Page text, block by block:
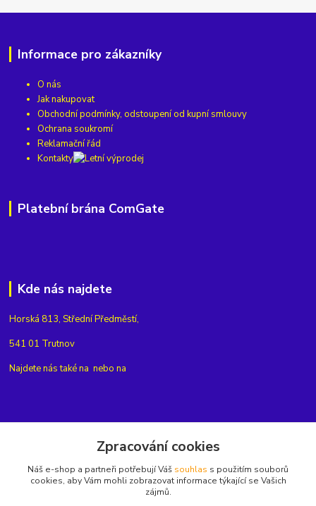
Informace pro zákazníky
O nás
Jak nakupovat
Obchodní podmínky, odstoupení od kupní smlouvy
Ochrana soukromí
Reklamační řád
Kontakty
Platební brána ComGate
Kde nás najdete
Horská 813, Střední Předměstí,
541 01 Trutnov
Najdete nás také na nebo na
+420775654704
Zpracování cookies
Náš e-shop a partneři potřebují Váš souhlas s použitím souborů
cookies, aby Vám mohli zobrazovat informace týkající se Vašich
zájmů.